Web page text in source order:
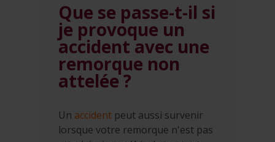
Que se passe-t-il si
je provoque un
accident avec une
remorque non
attelée ?
Un accident peut aussi survenir
lorsque votre remorque n'est pas